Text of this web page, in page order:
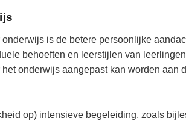
is de betere persoonlijke
behoeften en leerstijlen van
onderwijs aangepast kan worden aan
op) intensieve begeleiding, zoals